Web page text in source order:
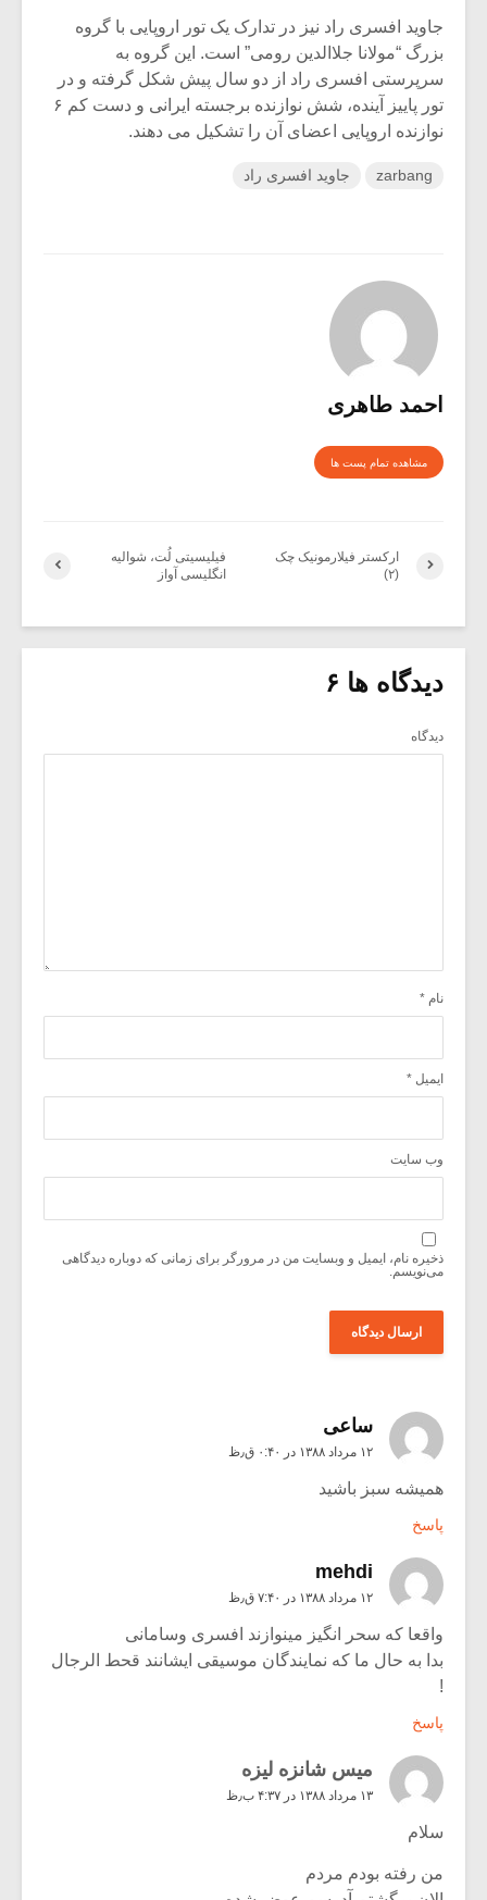
جاوید افسری راد نیز در تدارک یک تور اروپایی با گروه
بزرگ “مولانا جلاالدین رومی” است. این گروه به
سرپرستی افسری راد از دو سال پیش شکل گرفته و در
تور پاییز آینده، شش نوازنده برجسته ایرانی و دست کم ۶
نوازنده اروپایی اعضای آن را تشکیل می دهند.
zarbang جاوید افسری راد
احمد طاهری
مشاهده تمام پست ها
فیلیسیتی لُت، شوالیه
انگلیسی آواز
ارکستر فیلارمونیک چک
(۲)
دیدگاه ها ۶
دیدگاه
نام *
ایمیل *
وب‌ سایت
ذخیره نام، ایمیل و وبسایت من در مرورگر برای زمانی که دوباره دیدگاهی
می‌نویسم.
ساعی
۱۲ مرداد ۱۳۸۸ در ۰:۴۰ ق٫ظ
همیشه سبز باشید
پاسخ
mehdi
۱۲ مرداد ۱۳۸۸ در ۷:۴۰ ق٫ظ
واقعا که سحر انگیز مینوازند افسری وسامانی
بدا به حال ما که نمایندگان موسیقی ایشانند قحط الرجال
!
پاسخ
میس شانزه لیزه
۱۳ مرداد ۱۳۸۸ در ۴:۳۷ ب٫ظ
سلام
من رفته بودم مردم